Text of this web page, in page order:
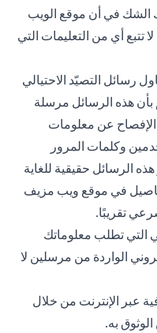
الشك في أن موقع الويب
تتبع أي من التعليمات التي
رسائل التصيّد الاحتيالي
بأن هذه الرسائل مرسلة
عن معلومات
وكلمات المرور
هذه الرسائل حقيقية للغاية
في موقع ويب مزيف
تقريبًا.
التي تطلب معلوماتك
الواردة من مرسلين لا
عبر الإنترنت من خلال
به.